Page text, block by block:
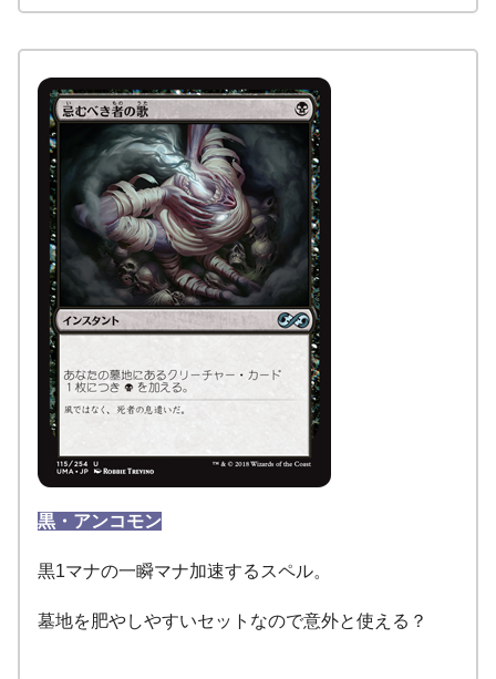
黒・アンコモン
黒1マナの一瞬マナ加速するスペル。
墓地を肥やしやすいセットなので意外と使える？